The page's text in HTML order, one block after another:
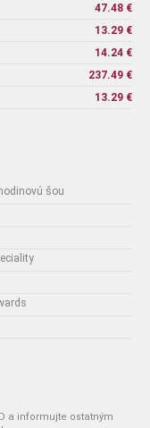
47.48 €
13.29 €
14.24 €
237.49 €
13.29 €
šou
a informujte ostatným